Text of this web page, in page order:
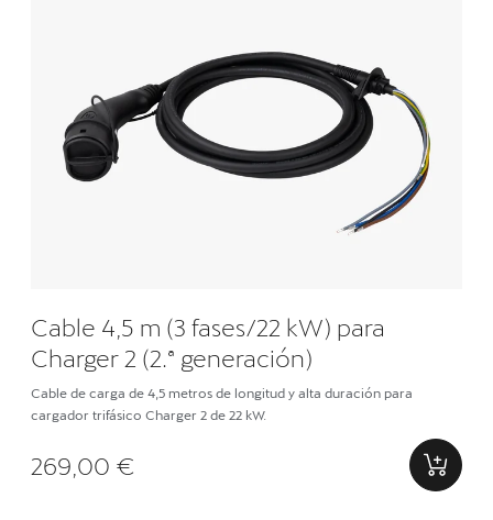
Cable 4,5 m (3 fases/22 kW) para
Charger 2 (2.ª generación)
Cable de carga de 4,5 metros de longitud y alta duración para
cargador trifásico Charger 2 de 22 kW.
269,00 €